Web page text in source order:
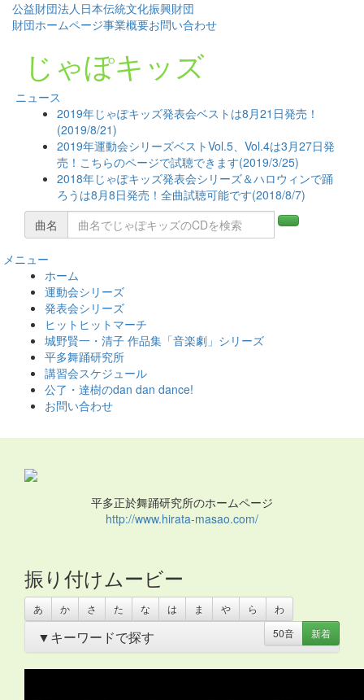
公益財団法人日本伝統文化振興財団
財団ホームページ事業概要お問い合わせ
じゃぽキッズ
ニュース
2019年じゃぽキッズ発表会ベストは8月21日発売！
(2019/8/21)
2019年運動会シリーズベストVol.5、Vol.4は3月27日発
売！こちらのページで試聴できます(2019/3/25)
2018年じゃぽキッズ発表会シリーズ＆ハロウィンで踊
ろうは8月8日発売！全曲試聴可能です(2018/8/7)
曲名
メニュー
ホーム
運動会シリーズ
発表会シリーズ
ヒットヒットマーチ
城野賢一・清子 作品集「音楽劇」シリーズ
平多舞踊研究所
講習会スケジュール
公了・達樹のdan dan dance!
お問い合わせ
平多正於舞踊研究所のホームページ
http://www.hirata-masao.com/
振り付けムービー
あ か さ た な は ま や ら
わ
50音
新着
▼キーワードで探す
あいさつ・アイリッシュ・いきもの・うちわ・オリンピ